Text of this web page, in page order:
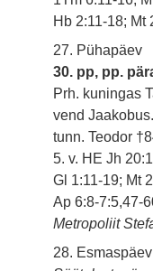
Hb 2:11-18; Mt
27. Pühapäev
30. pp, pp.
Prh. kuningas
vend
tunn. Teodor
5. v. HE Jh
Gl 1:11-19; Mt
Ap 6:8-7:5,47-
Metropoliit
28. Esmaspäev